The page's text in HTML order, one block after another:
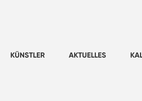
KÜNSTLER AKTUELLES